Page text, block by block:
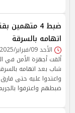
ضبط 4
اتهامه بالسرقة
الأحد 09/فبراير/2025 - 07:11 م
شاب بعد اتهامه
واعتدوا عليه حتى فارق
ضبطهم واعترفوا